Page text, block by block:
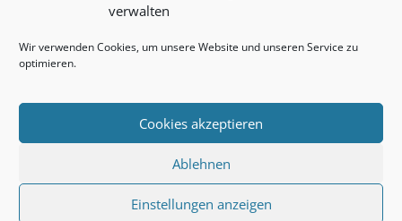
verwalten
Wir verwenden Cookies, um unsere Website und unseren Service zu
optimieren.
Cookies akzeptieren
Ablehnen
Einstellungen anzeigen
© 2021 Institut für Transkulturelle Gesundheitsforschung
IMPRESSUM